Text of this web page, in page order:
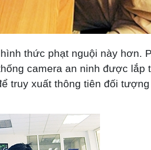
thức phạt nguội này hơn.
camera an ninh được lắp
truy xuất thông tiên đối